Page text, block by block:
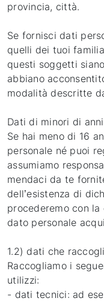
provincia, città.
Se fornisci dati
quelli dei tuoi
questi soggetti
abbiano
modalità descritte
Dati di minori di
Se hai meno di 16
personale né puoi
assumiamo
mendaci da te
dell’esistenza di
procederemo con
dato personale
1.2) dati che
Raccogliamo i
utilizzi:
- dati tecnici: ad